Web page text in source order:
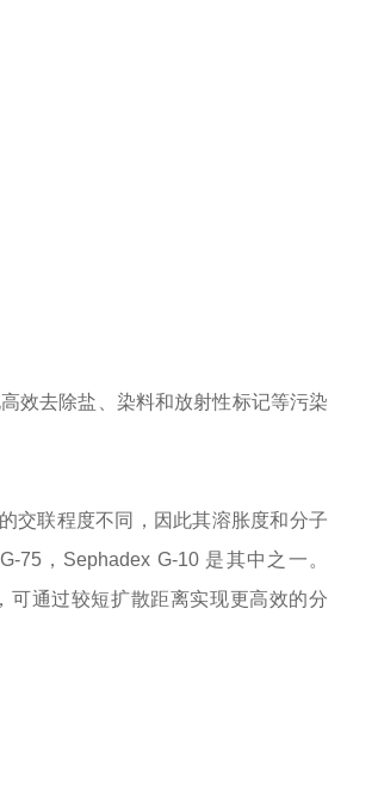
效去除盐、染料和放射性标记等污染
交联程度不同，因此其溶胀度和分子
，Sephadex G-10 是其中之一。
可通过较短扩散距离实现更高效的分